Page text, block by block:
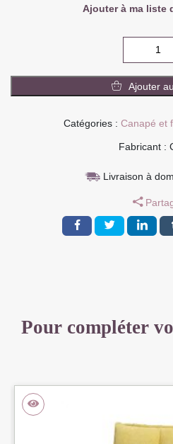
Ajouter à ma liste
DAKOTA
TISSU
BLEU
210
97
X
86
Ajouter
Catégories : Canapé et
Fabricant :
Livraison à
Pour compléter